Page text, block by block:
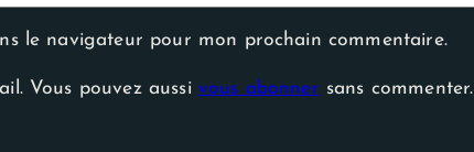
le navigateur pour mon prochain commentaire.
Vous pouvez aussi vous abonner sans commenter.